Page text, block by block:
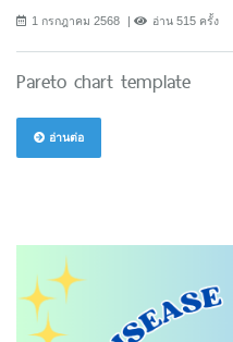
1 กรกฎาคม 2568 อ่าน 515 ครั้ง
Pareto chart template
อ่านต่อ